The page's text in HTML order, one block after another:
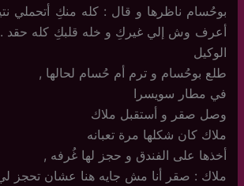
بوحُسام ناظرها و قال : كله منكِ أتحملي
أعرف وش إلي غيركِ و خله قلبكِ كله حقد .
الوكيل
طلع بوحُسام و ترم أم حُسام لحالها ,
في مطار سويسرا
وصل صقر و أستقبل ملاك
ملاك كان شكلها مرة تعبانه
أخذها على الفندق و حجز لها غُرفه ,
ملاك : صقر أنا مش جايه هنا عشان تحجز